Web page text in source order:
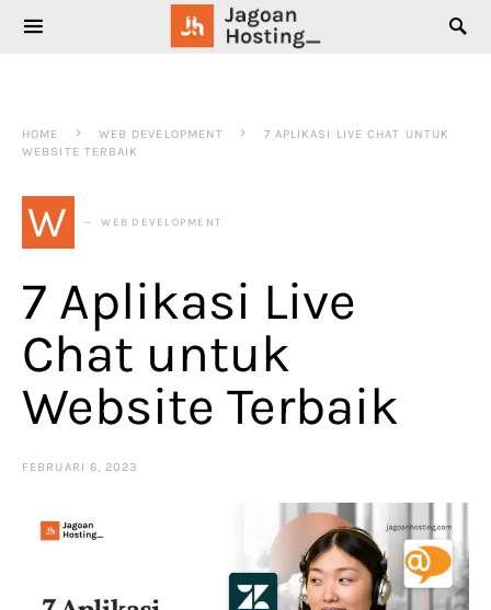
SEARCH FOR:
HOME WEB DEVELOPMENT
7 APLIKASI LIVE CHAT UNTUK
WEBSITE TERBAIK
W WEB DEVELOPMENT
7 Aplikasi Live
Chat untuk
Website Terbaik
FEBRUARI 6, 2023